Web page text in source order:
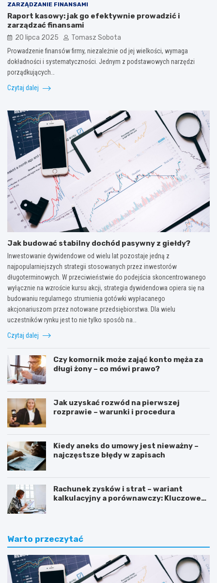
ZARZĄDZANIE FINANSAMI
Raport kasowy: jak go efektywnie prowadzić i
zarządzać finansami
20 lipca 2025 Tomasz Sobota
Prowadzenie finansów firmy, niezależnie od jej wielkości, wymaga
dokładności i systematyczności. Jednym z podstawowych narzędzi
porządkujących…
Czytaj dalej
Jak budować stabilny dochód pasywny z giełdy?
Inwestowanie dywidendowe od wielu lat pozostaje jedną z
najpopularniejszych strategii stosowanych przez inwestorów
długoterminowych. W przeciwieństwie do podejścia skoncentrowanego
wyłącznie na wzroście kursu akcji, strategia dywidendowa opiera się na
budowaniu regularnego strumienia gotówki wypłacanego
akcjonariuszom przez notowane przedsiębiorstwa. Dla wielu
uczestników rynku jest to nie tylko sposób na…
Czytaj dalej
Czy komornik może zająć konto męża za
długi żony – co mówi prawo?
Jak uzyskać rozwód na pierwszej
rozprawie – warunki i procedura
Kiedy aneks do umowy jest nieważny –
najczęstsze błędy w zapisach
Rachunek zysków i strat – wariant
kalkulacyjny a porównawczy: Kluczowe
Warto przeczytać